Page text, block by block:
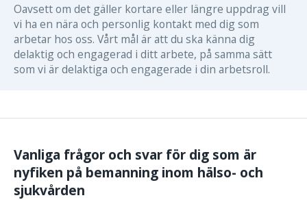
Oavsett om det gäller kortare eller längre uppdrag vill
vi ha en nära och personlig kontakt med dig som
arbetar hos oss. Vårt mål är att du ska känna dig
delaktig och engagerad i ditt arbete, på samma sätt
som vi är delaktiga och engagerade i din arbetsroll.
Vanliga frågor och svar för dig som är
nyfiken på bemanning inom hälso- och
sjukvården